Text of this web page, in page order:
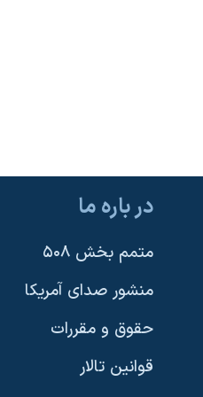
در باره ما
متمم بخش ۵۰۸
منشور صدای آمریکا
حقوق و مقررات
قوانین تالار